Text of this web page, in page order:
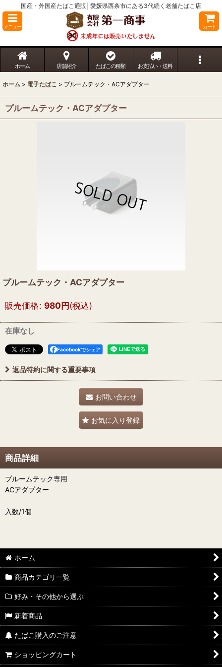
国産・外国産たばこ通販│愛媛県西条市にある3代続く老舗たばこ店
メニュー カート
ホーム 店舗紹介 たばこの種類 お支払い・送料
ホーム > 電子たばこ > プルームテック・ACアダプター
プルームテック・ACアダプター
プルームテック・ACアダプター
販売価格: 980円(税込)
在庫なし
Facebookでシェア
返品特約に関する重要事項
お問い合わせ
お気に入り登録
商品詳細
プルームテック専用
ACアダプター
入数/1個
ホーム
商品カテゴリ一覧
好み・その他から選ぶ
新着商品
たばこ購入のご注意
ショッピングカート